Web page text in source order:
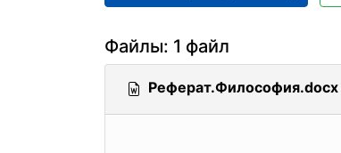
Файлы: 1 файл
Реферат.Философия.docx